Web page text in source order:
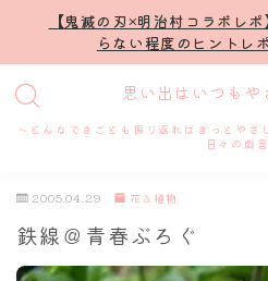
【鬼滅の刃×明治村コラボレ
らない程度のヒント
思い出はいつもや
～どんなできごとも振り返ればきっとや
日々の戯
MENU
プロフィール
謎解き
2005.04.29 花＆植物
鉄線＠青春ぶろぐ